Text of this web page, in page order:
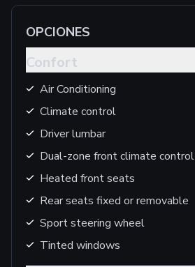
OPCIONES
Confort
Air Conditioning
Climate control
Driver lumbar
Dual-zone front climate control
Heated front seats
Rear seats fixed or removable
Sport steering wheel
Tinted windows